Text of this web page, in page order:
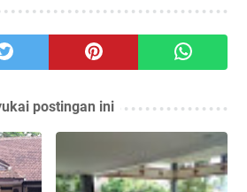
postingan ini